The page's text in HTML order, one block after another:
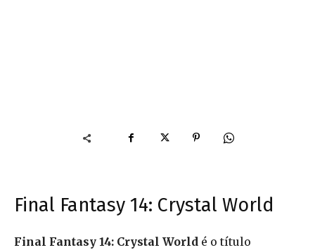
Final Fantasy 14: Crystal World
Final Fantasy 14: Crystal World é o título